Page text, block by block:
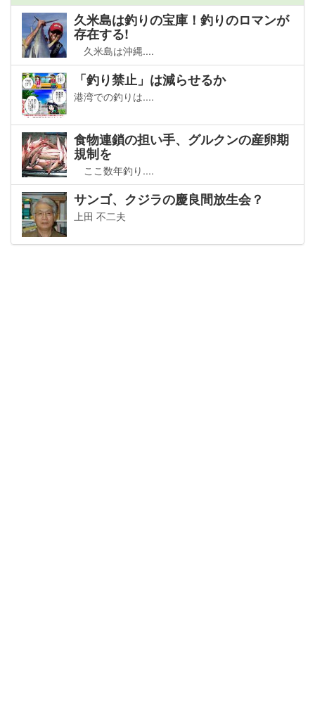
久米島は釣りの宝庫！釣りのロマンが
存在する!
久米島は沖縄....
「釣り禁止」は減らせるか
港湾での釣りは....
食物連鎖の担い手、グルクンの産卵期
規制を
ここ数年釣り....
サンゴ、クジラの慶良間放生会？
上田 不二夫